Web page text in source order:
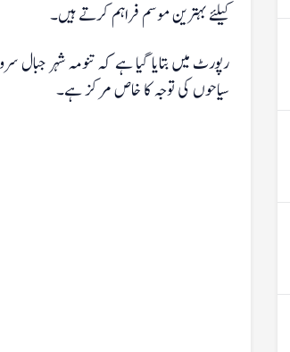
کیلئے بہترین موسم فراہم کرتے ہیں۔
رپورٹ میں بتایا گیا ہے کہ تنومہ شہر جبال
سیاحوں کی توجہ کا خاص مرکز ہے۔